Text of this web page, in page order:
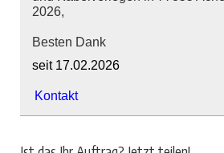
2026,
Besten Dank
seit 17.02.2026
Kontakt